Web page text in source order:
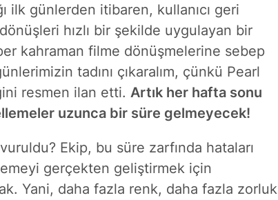
ilk günlerden itibaren, kullanıcı geri
hızlı bir şekilde uygulayan bir
kahraman filme dönüşmelerine sebep
tadını çıkaralım, çünkü Pearl
resmen ilan etti. Artık her hafta sonu
uzunca bir süre gelmeyecek!
Ekip, bu süre zarfında hataları
gerçekten geliştirmek için
Yani, daha fazla renk, daha fazla zorluk